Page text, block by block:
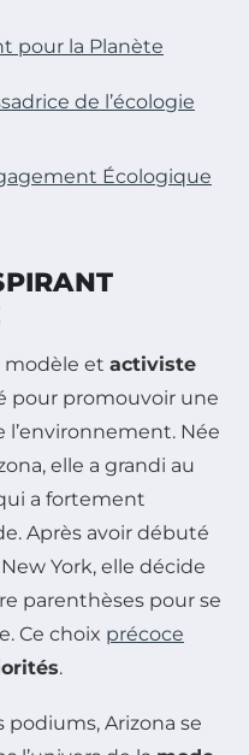
pour la Planète
de l’écologie
Écologique
modèle et activiste
pour promouvoir une
Née
elle a grandi au
a fortement
Après avoir débuté
York, elle décide
parenthèses pour se
Ce choix précoce
.
podiums, Arizona se